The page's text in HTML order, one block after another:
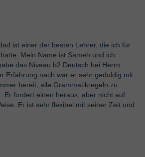
ist einer der besten Lehrer, die ich für
Mein Name ist Sameh und ich
das Niveau b2 Deutsch bei Herrn
Erfahrung nach war er sehr geduldig mit
bereit, alle Grammatikregeln zu
Er fordert einen heraus, aber nicht auf
Er ist sehr flexibel mit seiner Zeit und